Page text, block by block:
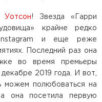
Уотсон! Звезда «Гарри
крайне редко
и еще реже
Последний раз она
во время премьеры
2019 года. И вот,
можем полюбоваться на
она посетила первую